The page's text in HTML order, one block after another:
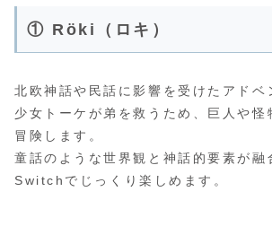
① Röki（ロキ）
北欧神話や民話に影響を受けたアドベ
少女トーケが弟を救うため、巨人や怪
冒険します。
童話のような世界観と神話的要素が融
Switchでじっくり楽しめます。